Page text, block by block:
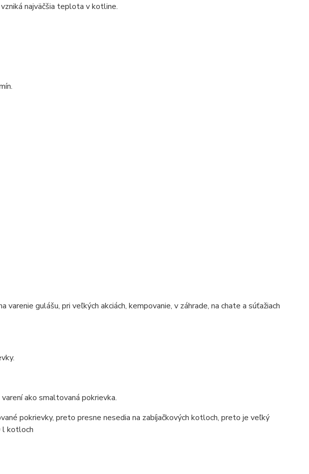
najväčšia teplota v kotline.
gulášu, pri veľkých akciách, kempovanie, v záhrade, na chate a súťažiach
ako smaltovaná pokrievka.
pokrievky, preto presne nesedia na zabíjačkových kotloch, preto je veľký
l kotloch